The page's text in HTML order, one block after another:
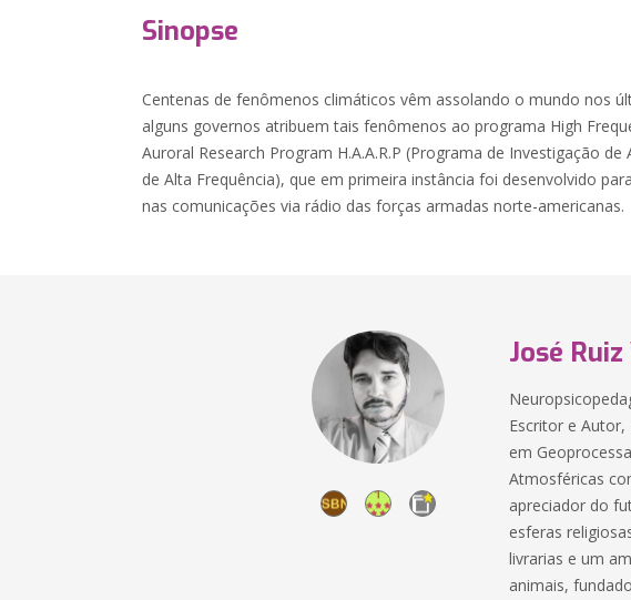
Sinopse
Centenas de fenômenos climáticos vêm assolando o mundo nos
alguns governos atribuem tais fenômenos ao programa High
Auroral Research Program H.A.A.R.P (Programa de Investigação de
de Alta Frequência), que em primeira instância foi desenvolvido
nas comunicações via rádio das forças armadas norte-americanas.
José
Escritor e
em
Atmosféricas
apreciador do
esferas
livrarias e um
animais,